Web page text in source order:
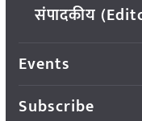
संपादकीय
Events
Subscribe